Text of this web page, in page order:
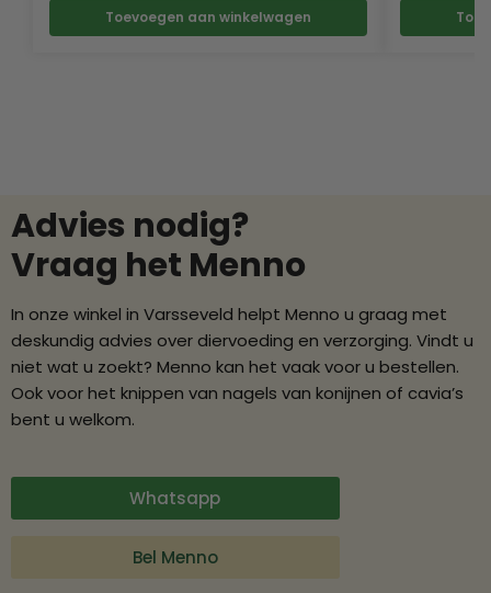
Toevoegen aan winkelwagen
Advies nodig?
Vraag het Menno
In onze winkel in Varsseveld helpt Menno u graag met
deskundig advies over diervoeding en verzorging. Vindt u
niet wat u zoekt? Menno kan het vaak voor u bestellen.
Ook voor het knippen van nagels van konijnen of cavia’s
bent u welkom.
Whatsapp
Bel Menno